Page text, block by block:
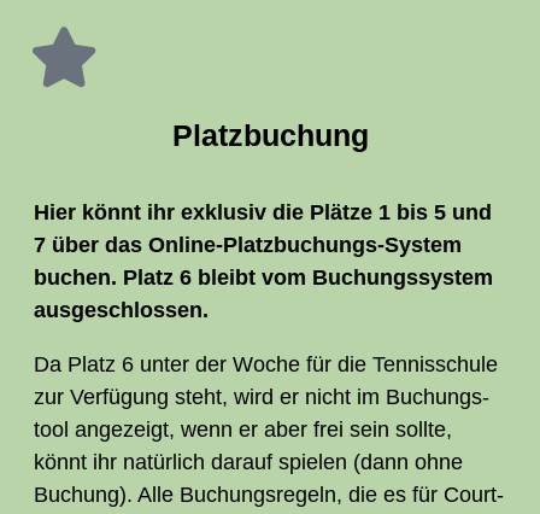
Platz­bu­chung
Hier könnt ihr exklu­siv die Plät­ze 1 bis 5 und
7 über das Online-Platz­bu­chungs-Sys­tem
buchen. Platz 6 bleibt vom Buchungs­sys­tem
ausgeschlossen.
Da Platz 6 unter der Woche für die Ten­nis­schu­le
zur Ver­fü­gung steht, wird er nicht im Buchungs­
tool ange­zeigt, wenn er aber frei sein soll­te,
könnt ihr natür­lich dar­auf spie­len (dann ohne
Buchung). Alle Buchungs­re­geln, die es für Court­